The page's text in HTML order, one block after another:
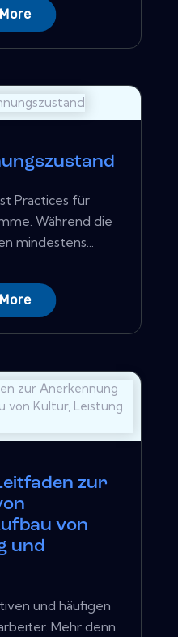
Practices für
Während die
mindestens...
zur
von
und
und häufigen
Mehr denn